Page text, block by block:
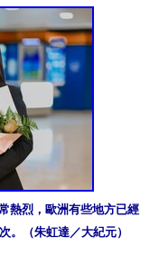
熱烈，歐洲有些地方已經
。（朱虹達／大紀元）